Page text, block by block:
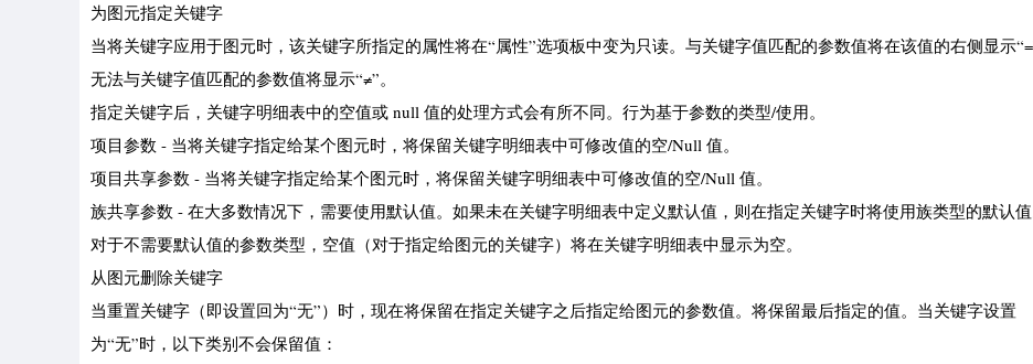
为图元指定关键字
当将关键字应用于图元时，该关键字所指定的属性将在“属性”选项板中变为只读。与关键字值匹配的参数值将在该值的右侧显示
无法与关键字值匹配的参数值将显示“≠”。
指定关键字后，关键字明细表中的空值或 null 值的处理方式会有所不同。行为基于参数的类型/使用。
项目参数 - 当将关键字指定给某个图元时，将保留关键字明细表中可修改值的空/Null 值。
项目共享参数 - 当将关键字指定给某个图元时，将保留关键字明细表中可修改值的空/Null 值。
族共享参数 - 在大多数情况下，需要使用默认值。如果未在关键字明细表中定义默认值，则在指定关键字时将使用族类型的默认值
对于不需要默认值的参数类型，空值（对于指定给图元的关键字）将在关键字明细表中显示为空。
从图元删除关键字
当重置关键字（即设置回为“无”）时，现在将保留在指定关键字之后指定给图元的参数值。将保留最后指定的值。当关键字设置
为“无”时，以下类别不会保留值：